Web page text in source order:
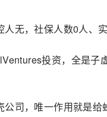
无，社保人数0人、实
投资，全是子
司，唯一作用就是